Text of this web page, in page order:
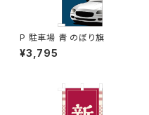
P 駐車場 青 のぼり旗
¥3,795